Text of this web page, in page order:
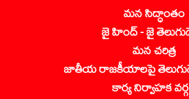
మన సిద్ధాంతం
జై హింద్ - జై
మన చరిత్ర
జాతీయ రాజకీయాలపై
కార్య నిర్వాహక